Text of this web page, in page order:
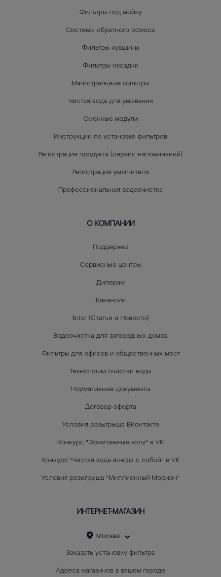
Фильтры под мойку
Системы обратного осмоса
Фильтры-кувшины
Фильтры-насадки
Магистральные фильтры
Чистая вода для умывания
Сменные модули
Инструкции по установке фильтров
Регистрация продукта (сервис напоминаний)
Регистрация умягчителя
Профессиональная водоочистка
О КОМПАНИИ
Поддержка
Сервисные центры
Дилерам
Вакансии
Блог (Статьи и Новости)
Водоочистка для загородных домов
Фильтры для офисов и общественных мест
Технологии очистки воды
Нормативные документы
Договор-оферта
Условия розыгрыша ВКонтакте
Конкурс "Эрмитажные коты" в VK
Конкурс "Чистая вода всегда с собой" в VK
Условия розыгрыша "Миллионный Морион"
ИНТЕРНЕТ-МАГАЗИН
Москва
Заказать установку фильтра
Адреса магазинов в вашем городе